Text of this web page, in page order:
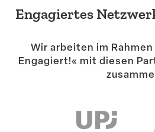
Engagiertes
Wir arbeiten im
Engagiert!« mit diesen